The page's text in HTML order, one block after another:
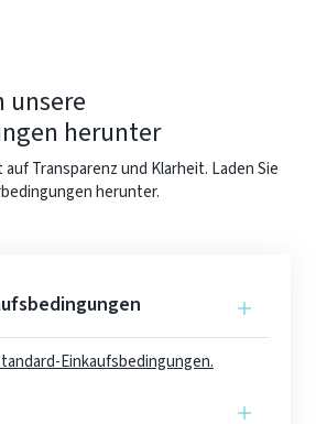
unsere
herunter
Transparenz und Klarheit. Laden Sie
herunter.
Einkaufsbedingungen.